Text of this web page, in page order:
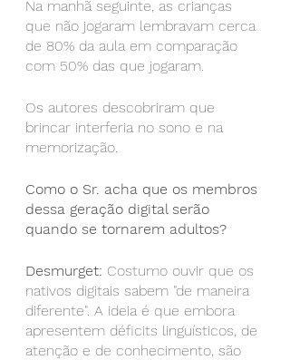
Na manhã seguinte, as crianças
que não jogaram lembravam cerca
de 80% da aula em comparação
com 50% das que jogaram.
Os autores descobriram que
brincar interferia no sono e na
memorização.
Como o Sr. acha que os membros
dessa geração digital serão
quando se tornarem adultos?
Desmurget: Costumo ouvir que os
nativos digitais sabem "de maneira
diferente". A ideia é que embora
apresentem déficits linguísticos, de
atenção e de conhecimento, são